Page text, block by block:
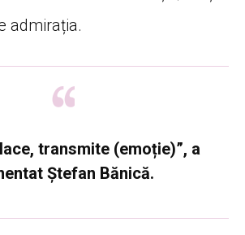
admirația.
transmite (emoție)”, a
Ștefan Bănică.